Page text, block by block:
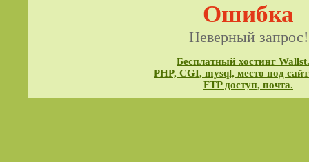
Ошибка
Неверный запрос!
Бесплатный хостинг
PHP, CGI, mysql, место под
FTP доступ, почта.